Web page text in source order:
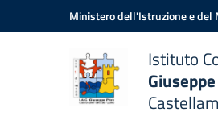
Vai ai contenuti
Vai al menu di navigazioneMinistero dell'Istruzione e del
Istituto